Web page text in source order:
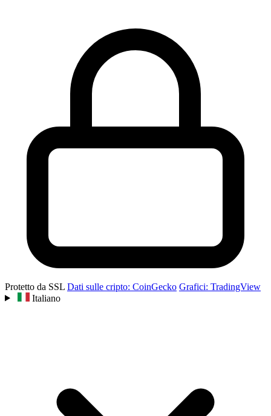
Protetto da SSL Dati sulle cripto: CoinGecko Grafici: TradingView
Italiano